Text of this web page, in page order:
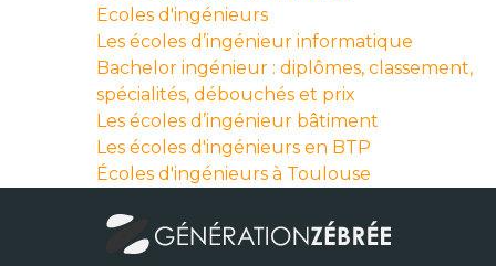
Ecoles d'ingénieurs
Les écoles d’ingénieur informatique
Bachelor ingénieur : diplômes, classement,
spécialités, débouchés et prix
Les écoles d’ingénieur bâtiment
Les écoles d'ingénieurs en BTP
Écoles d'ingénieurs à Toulouse